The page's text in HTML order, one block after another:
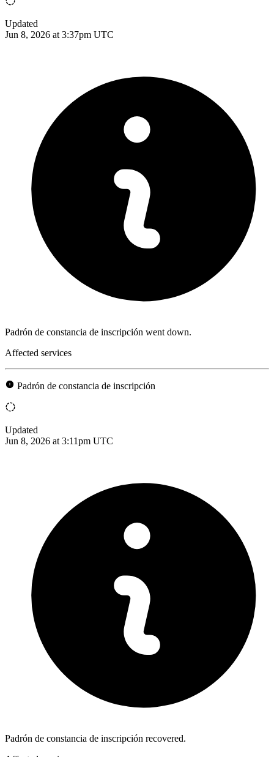
Updated
Jun 8, 2026 at 3:37pm UTC
Padrón de constancia de inscripción went down.
Affected services
Padrón de constancia de inscripción
Updated
Jun 8, 2026 at 3:11pm UTC
Padrón de constancia de inscripción recovered.